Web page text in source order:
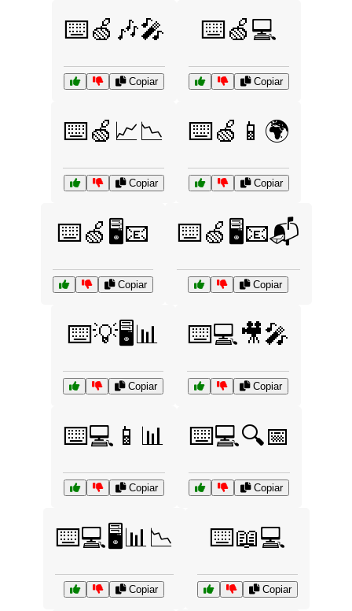
⌨️🍏🎶🎤
Copiar
⌨️🍏💻
Copiar
⌨️🍏📈📉
Copiar
⌨️🍏📱🌍
Copiar
⌨️🍏🖥️📧
Copiar
⌨️🍏🖥️📧📬
Copiar
⌨️💡🖥️📊
Copiar
⌨️💻🎥🎤
Copiar
⌨️💻📱📊
Copiar
⌨️💻🔍📅
Copiar
⌨️💻🖥️📊📉
Copiar
⌨️📖💻
Copiar